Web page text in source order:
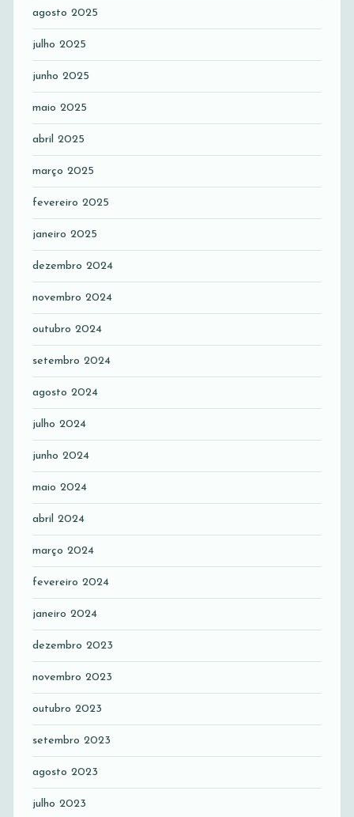
agosto 2025
julho 2025
junho 2025
maio 2025
abril 2025
março 2025
fevereiro 2025
janeiro 2025
dezembro 2024
novembro 2024
outubro 2024
setembro 2024
agosto 2024
julho 2024
junho 2024
maio 2024
abril 2024
março 2024
fevereiro 2024
janeiro 2024
dezembro 2023
novembro 2023
outubro 2023
setembro 2023
agosto 2023
julho 2023